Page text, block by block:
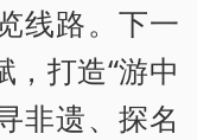
线路。下一
打造“游中
非遗、探名